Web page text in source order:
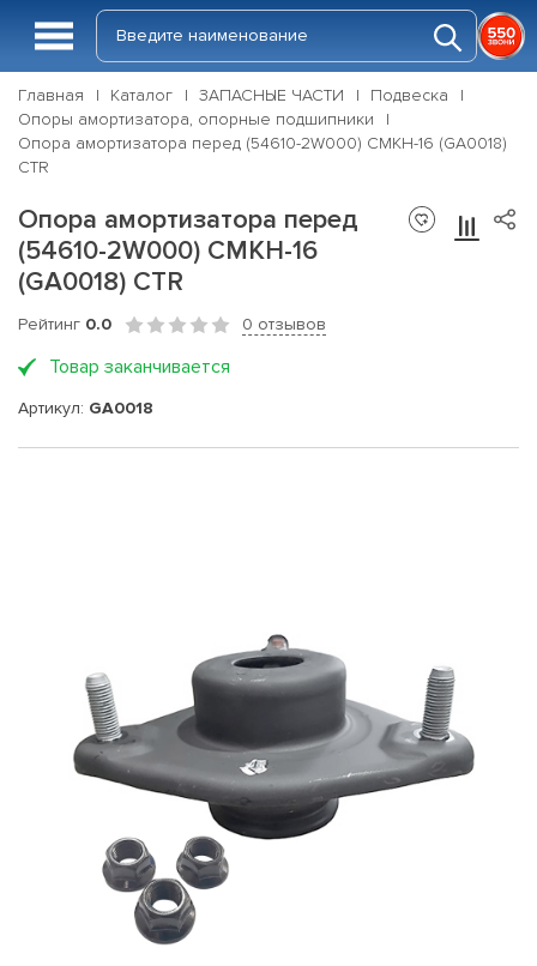
Главная Каталог ЗАПАСНЫЕ ЧАСТИ
Подвеска
Опоры амортизатора, опорные подшипники
Опора амортизатора перед (54610-2W000) CMKH-16 (GA0018)
CTR
Опора амортизатора перед
(54610-2W000) CMKH-16
(GA0018) CTR
Рейтинг 0.0 0 отзывов
Товар заканчивается
Артикул: GA0018